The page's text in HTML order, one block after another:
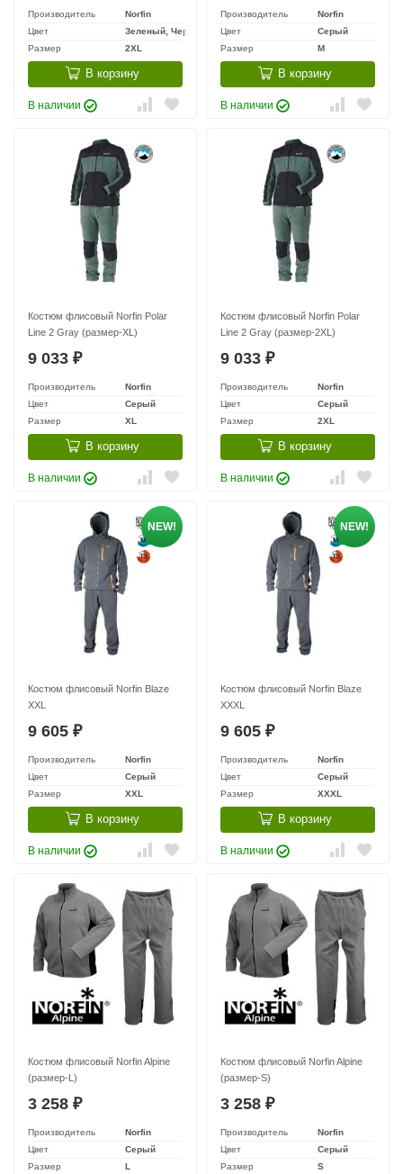
Производитель
Norfin
Цвет
Зеленый, Черный
Размер
2XL
В корзину
В наличии
Производитель
Norfin
Цвет
Серый
Размер
M
В корзину
В наличии
Костюм флисовый Norfin Polar
Line 2 Gray (размер-XL)
9 033 ₽
Производитель
Norfin
Цвет
Серый
Размер
XL
В корзину
В наличии
Костюм флисовый Norfin Polar
Line 2 Gray (размер-2XL)
9 033 ₽
Производитель
Norfin
Цвет
Серый
Размер
2XL
В корзину
В наличии
NEW!
Костюм флисовый Norfin Blaze
XXL
9 605 ₽
Производитель
Norfin
Цвет
Серый
Размер
XXL
В корзину
В наличии
NEW!
Костюм флисовый Norfin Blaze
XXXL
9 605 ₽
Производитель
Norfin
Цвет
Серый
Размер
XXXL
В корзину
В наличии
Костюм флисовый Norfin Alpine
(размер-L)
3 258 ₽
Производитель
Norfin
Цвет
Серый
Размер
L
Костюм флисовый Norfin Alpine
(размер-S)
3 258 ₽
Производитель
Norfin
Цвет
Серый
Размер
S